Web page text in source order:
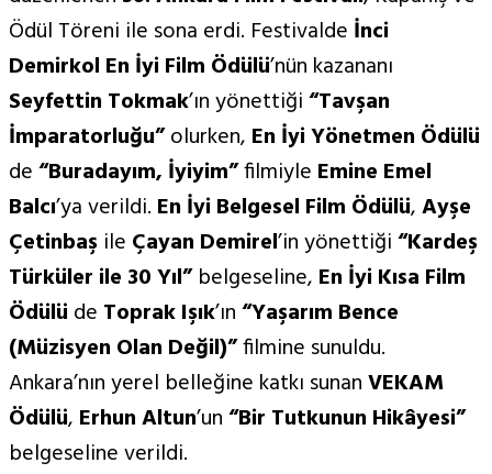
Ödül Töreni ile sona erdi. Festivalde İnci
Demirkol En İyi Film Ödülü’nün kazananı
Seyfettin Tokmak’ın yönettiği“Tavşan
İmparatorluğu”olurken, En İyi Yönetmen Ödülü
de“Buradayım, İyiyim”filmiyle Emine Emel
Balcı’ya verildi. En İyi Belgesel Film Ödülü,Ayşe
Çetinbaş ile Çayan Demirel’in yönettiği“Kardeş
Türküler ile 30 Yıl”belgeseline, En İyi Kısa Film
Ödülü de Toprak Işık’ın“Yaşarım Bence
(Müzisyen Olan Değil)”filmine sunuldu.
Ankara’nın yerel belleğine katkı sunanVEKAM
Ödülü, Erhun Altun’un“Bir Tutkunun Hikâyesi”
belgeseline verildi.